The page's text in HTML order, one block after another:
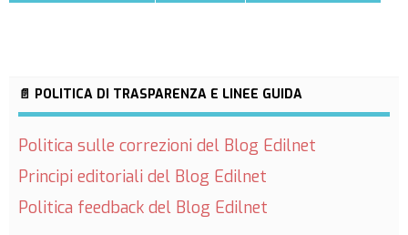
📄 POLITICA DI TRASPARENZA E LINEE GUIDA
Politica sulle correzioni del Blog Edilnet
Principi editoriali del Blog Edilnet
Politica feedback del Blog Edilnet